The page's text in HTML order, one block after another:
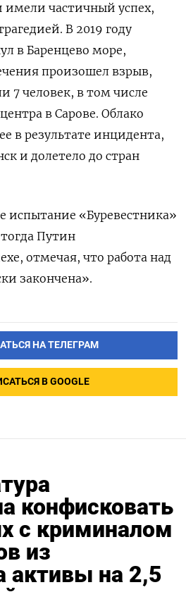
частичный успех,
В 2019 году
в Баренцево море,
произошел взрыв,
7 человек, в том числе
в Сарове. Облако
в результате инцидента,
и долетело до стран
испытание «Буревестника»
Путин
отмечая, что работа над
закончена».
НА ТЕЛЕГРАМ
В GOOGLE
конфисковать
с криминалом
из
активы на 2,5